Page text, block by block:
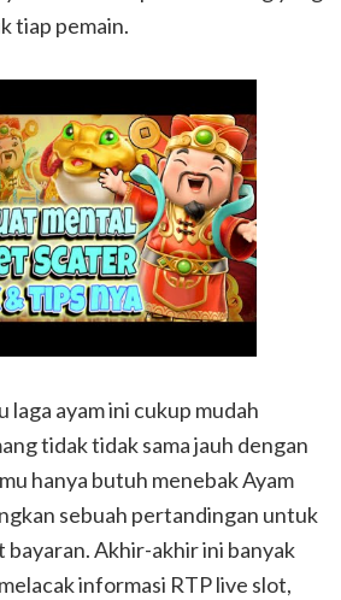
tiap pemain.
laga ayam ini cukup mudah
tidak tidak sama jauh dengan
hanya butuh menebak Ayam
sebuah pertandingan untuk
Akhir-akhir ini banyak
informasi RTP live slot,